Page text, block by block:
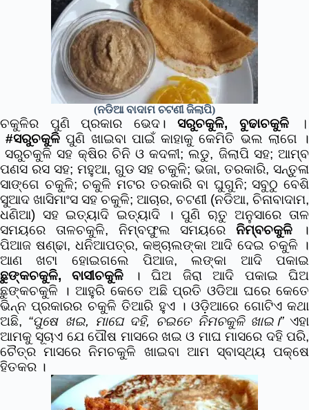
(ନଡିଆ ବାଦାମ ଚଟଣୀ ଜିଲାପି)
ଚକୁଳିର ପୁଣି ପ୍ରକାର ଭେଦ। ସରୁଚକୁଳି, ବୁଢାଚକୁଳି।
#ସରୁଚକୁଳିପୁଣି ଖାଇବା ପାଇଁ କାହାକୁ କେମିତି ଭଲ ଲାଗେ ।
ସରୁଚକୁଳି ସହ କ୍ଷିର ଚିନି ଓ କଦଳୀ;ଲଡୁ, ଜିଲାପି ସହ;ଆମ୍ବ
ପଣସ ରସ ସହ; ମହୁଆ, ଗୁଡ ସହ ଚକୁଳି;ଭଜା, ତରକାରି, ସନ୍ତୁଳା
ସାଙ୍ଗେ ଚକୁଳି;ଚକୁଳି ମଟର ତରକାରି ବା ଘୁଗୁନି;ସବୁଠୁ ବେଶି
ସୁଆଦ ଖାସିମାଂସ ସହ ଚକୁଳି; ଆଚାର, ଚଟଣୀ (ନଡିଆ, ଚିନାବାଦାମ,
ଧଣିଆ) ସହ ଇତ୍ୟାଦି ଇତ୍ୟାଦି ।ପୁଣି ୠତୁ ଅନୁସାରେ ତାଳ
ସମୟରେ ତାଳଚକୁଳି, ନିମ୍ବଫୁଲ ସମୟରେନିମ୍ବଚକୁଳି ।
ପିଆଜ ଷଣ୍ଢା, ଧନିଆପତ୍ର, କଞ୍ଚାଲଙ୍କା ଆଦି ଦେଇ ଚକୁଳି ।
ଆଣ ଖଟା ହୋଇଗଲେ ପିଆଜ, ଲଙ୍କା ଆଦି ପକାଇ
ଛୁଙ୍କଚକୁଳି, ବାସୀଚକୁଳି ।ଘିଅ ଜିରା ଆଦି ପକାଇ ଘିଅ
ଛୁଙ୍କଚକୁଳି । ଆହୁରି କେତେ ଅଛି ପ୍ରତି ଓଡିଆ ଘରେ କେତେ
ଭିନ୍ନ ପ୍ରକାରର ଚକୁଳି ତିଆରି ହୁଏ ।ଓଡ଼ିଆରେ ଗୋଟିଏ କଥା
ଅଛି, “ପୁଷେ ଖଇ, ମାଘେ ଦହି, ଚଇତେ ନିମଚକୁଳି ଖାଇ।”ଏହା
ଆମକୁ ସୂଚାଏ ଯେ ପୌଷ ମାସରେ ଖଇ ଓ ମାଘ ମାସରେ ଦହି ପରି,
ଚୈତ୍ର ମାସରେ ନିମଚକୁଳି ଖାଇବା ଆମ ସ୍ବାସ୍ଥ୍ୟ ପକ୍ଷେ
ହିତକର ।